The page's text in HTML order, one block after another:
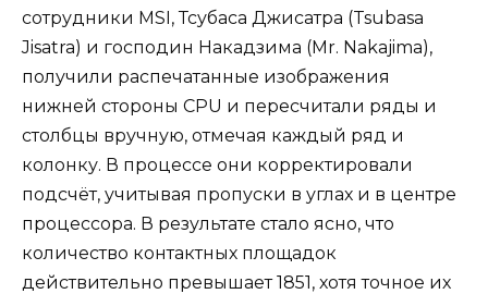
сотрудники MSI, Тсубаса Джисатра (Tsubasa
Jisatra) и господин Накадзима (Mr. Nakajima),
получили распечатанные изображения
нижней стороны CPU и пересчитали ряды и
столбцы вручную, отмечая каждый ряд и
колонку. В процессе они корректировали
подсчёт, учитывая пропуски в углах и в центре
процессора. В результате стало ясно, что
количество контактных площадок
действительно превышает 1851, хотя точное их